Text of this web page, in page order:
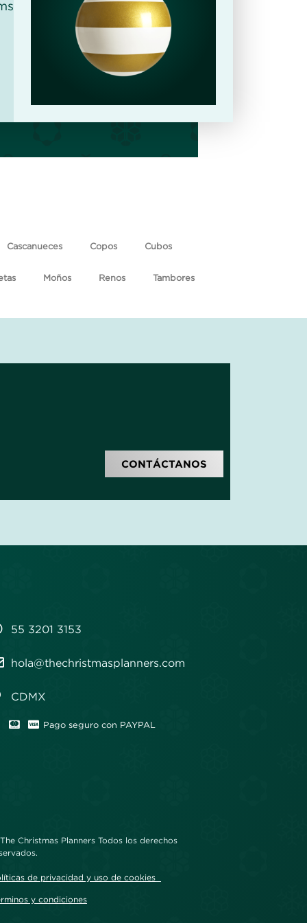
Cascanueces Copos Cubos
Moños Renos Tambores
CONTÁCTANOS
55 3201 3153
hola@thechristmasplanners.com
CDMX
Pago seguro con PAYPAL
Christmas Planners Todos los derechos
de privacidad y uso de cookies
y condiciones